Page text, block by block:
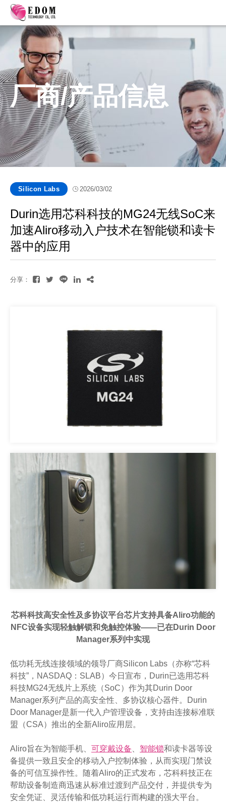
厂商/产品信息
Silicon Labs 2026/03/02
Durin选用芯科科技的MG24无线SoC来
加速Aliro移动入户技术在智能锁和读卡
器中的应用
分享：
芯科科技高安全性及多协议平台芯片支持具备Aliro功能的
NFC设备实现轻触解锁和免触控体验——已在Durin Door
Manager系列中实现
低功耗无线连接领域的领导厂商Silicon Labs（亦称“芯科
科技”，NASDAQ：SLAB）今日宣布，Durin已选用芯科
科技MG24无线片上系统（SoC）作为其Durin Door
Manager系列产品的高安全性、多协议核心器件。Durin
Door Manager是新一代入户管理设备，支持由连接标准联
盟（CSA）推出的全新Aliro应用层。
Aliro旨在为智能手机、 可穿戴设备 智能锁和读卡器等设
备提供一致且安全的移动入户控制体验，从而实现门禁设
备的可信互操作性。随着Aliro的正式发布，芯科科技正在
帮助设备制造商迅速从标准过渡到产品交付，并提供专为
安全凭证、灵活传输和低功耗运行而构建的强大平台。